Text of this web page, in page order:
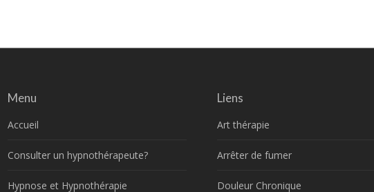
Menu
Accueil
Consulter un hypnothérapeute?
Hypnose et Hypnothérapie
Liens
Art thérapie
Arrêter de fumer
Douleur Chronique